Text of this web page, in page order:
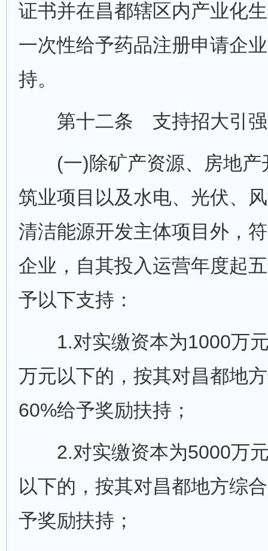
证书并在昌都辖区内产业化
一次性给予药品注册申请企
持。
第十二条 支持招大引强
(一)除矿产资源、房地产
筑业项目以及水电、光伏、
清洁能源开发主体项目外，
企业，自其投入运营年度起
予以下支持：
1.对实缴资本为1000万元
万元以下的，按其对昌都地
60%给予奖励扶持；
2.对实缴资本为5000万元
以下的，按其对昌都地方综
予奖励扶持；